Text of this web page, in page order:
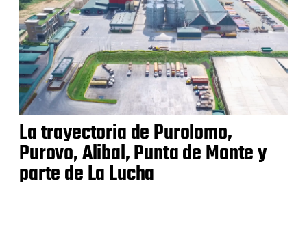
La trayectoria de Purolomo,
Purovo, Alibal, Punta de Monte y
parte de La Lucha